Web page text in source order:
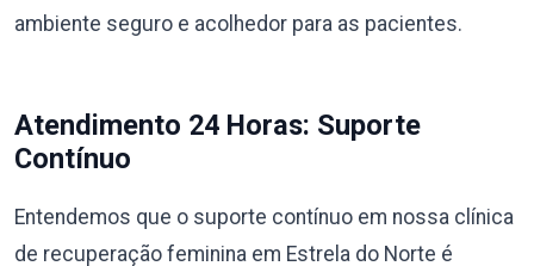
ambiente seguro e acolhedor para as pacientes.
Atendimento 24 Horas: Suporte
Contínuo
Entendemos que o suporte contínuo em nossa clínica
de recuperação feminina em Estrela do Norte é